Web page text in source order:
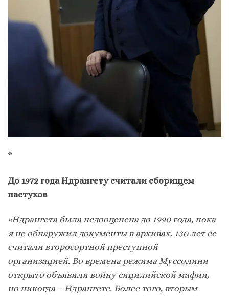
*
До 1972 года Ндрангету считали сборищем
пастухов
«Ндрангета была недооценена до 1990 года, пока
я не обнаружил документы в архивах. 130 лет ее
считали второсортной преступной
организацией. Во времена режима Муссолини
открыто объявили войну сицилийской мафии,
но никогда – Ндрангете. Более того, вторым